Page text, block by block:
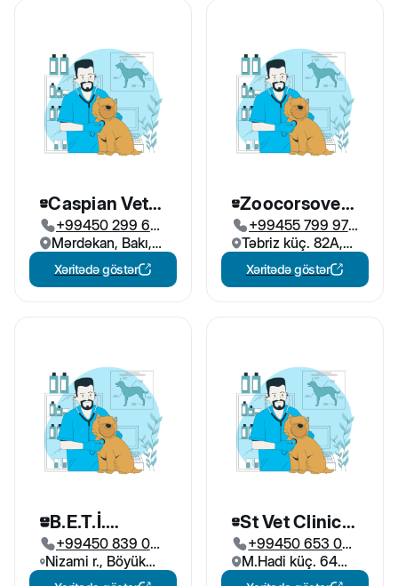
Caspian Vet
Baytarlıq
klinikası
+99450 299 66
95
Mərdəkan, Bakı,
Azərbaycan
Xəritədə göstər
Zoocorsovet
Baytarlıq
klinikası
+99455 799 97
77
Təbriz küç. 82A,
Bakı, Azərbaycan
Xəritədə göstər
B.E.T.İ.
Baytarlıq
klinikası
+99450 839 03
66
Nizami r., Böyük
Şor qəs, 8-ci
St Vet Clinic
Baytarlıq
klinikası
+99450 653 08
77
M.Hadi küç. 64
Bakı, Azərbaycan